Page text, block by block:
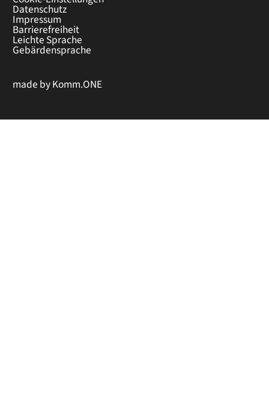
Datenschutz
Impressum
Barrierefreiheit
Leichte Sprache
Gebärdensprache
made byKomm.ONE